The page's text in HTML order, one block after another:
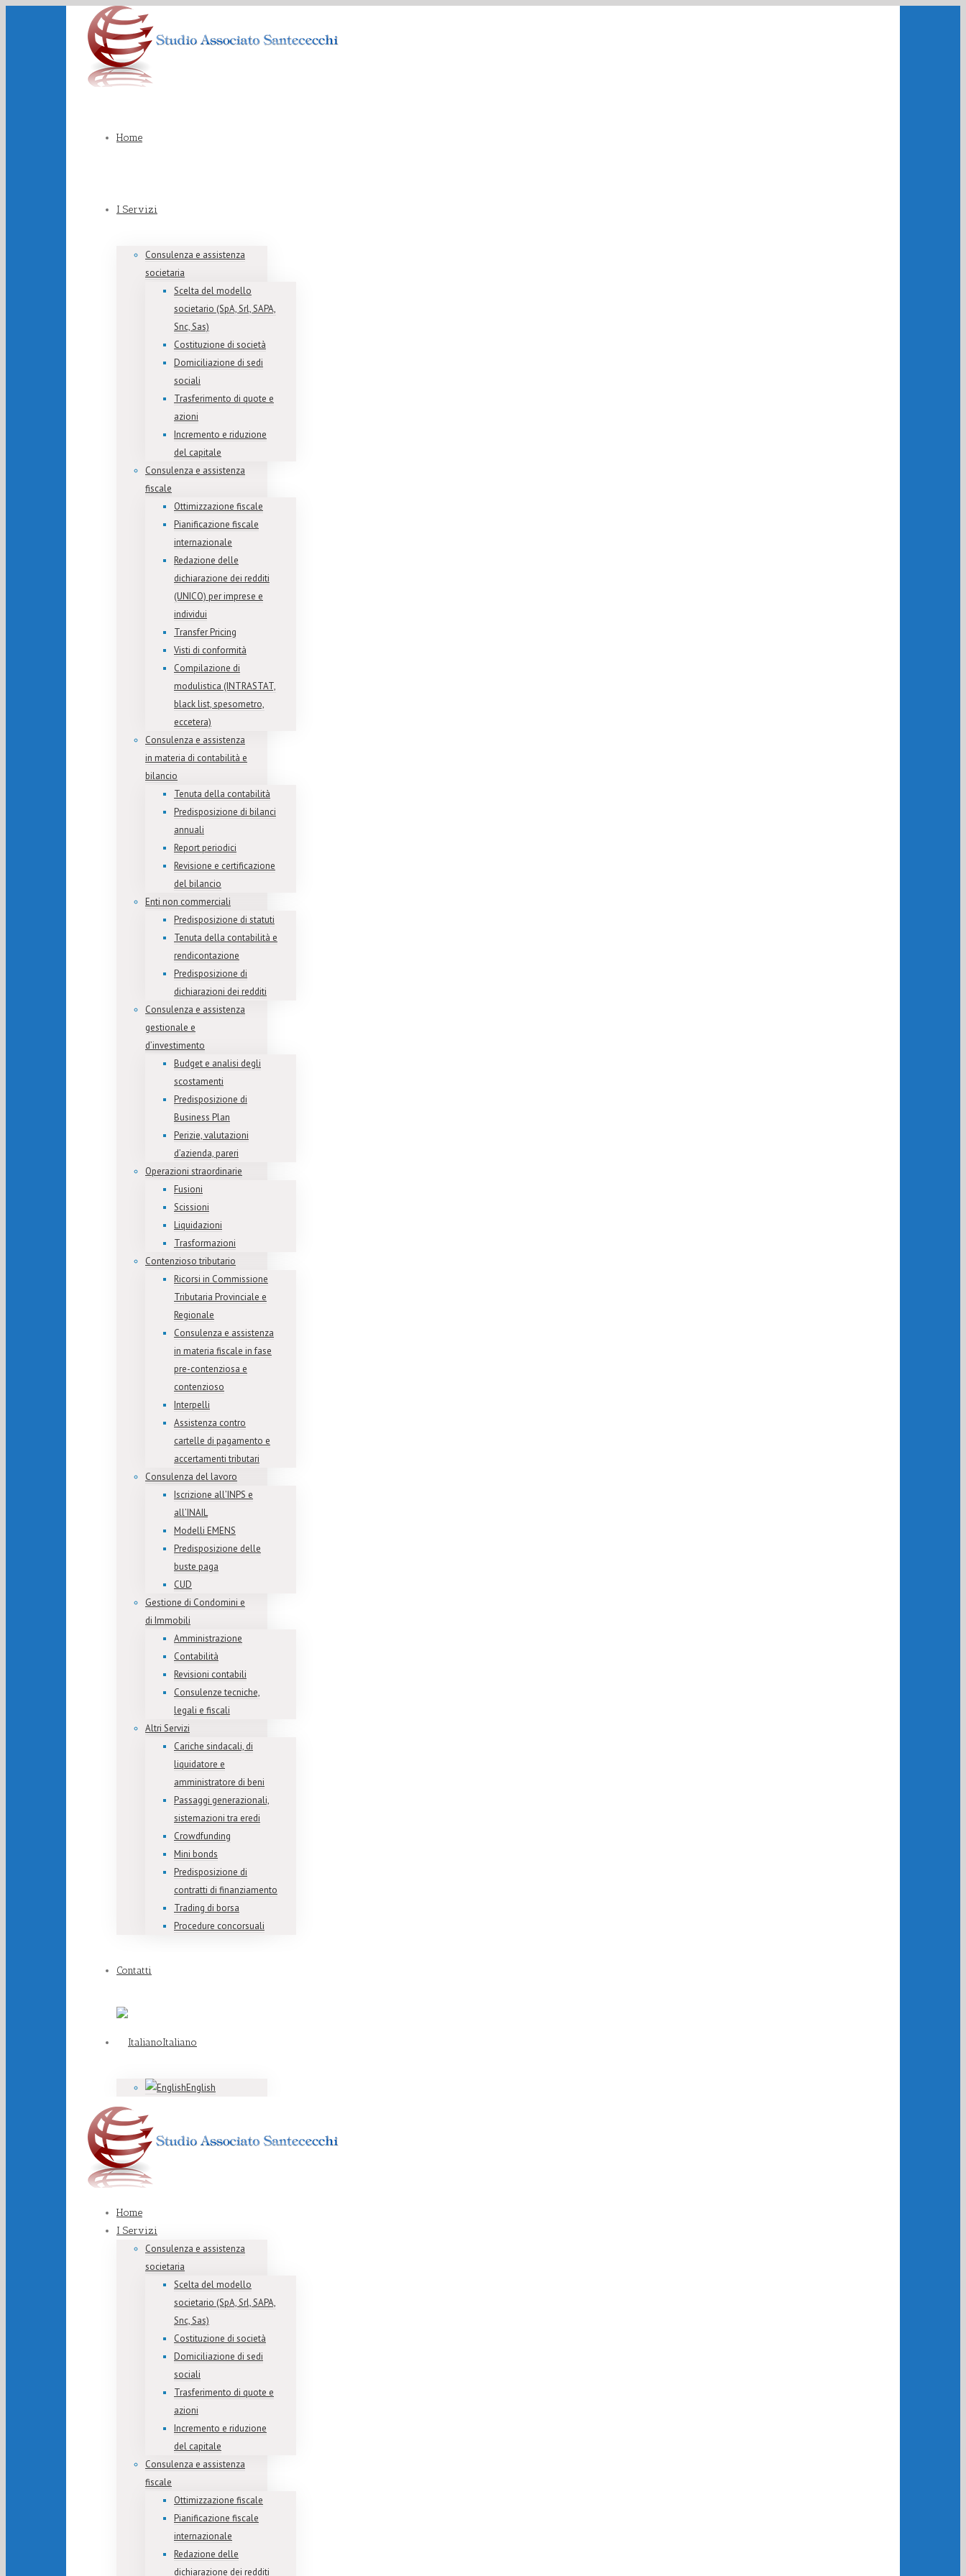
Home
I Servizi
Consulenza e assistenza
societaria
Scelta del modello
societario (SpA, Srl, SAPA,
Snc, Sas)
Costituzione di società
Domiciliazione di sedi
sociali
Trasferimento di quote e
azioni
Incremento e riduzione
del capitale
Consulenza e assistenza
fiscale
Ottimizzazione fiscale
Pianificazione fiscale
internazionale
Redazione delle
dichiarazione dei redditi
(UNICO) per imprese e
individui
Transfer Pricing
Visti di conformità
Compilazione di
modulistica (INTRASTAT,
black list, spesometro,
eccetera)
Consulenza e assistenza
in materia di contabilità e
bilancio
Tenuta della contabilità
Predisposizione di bilanci
annuali
Report periodici
Revisione e certificazione
del bilancio
Enti non commerciali
Predisposizione di statuti
Tenuta della contabilità e
rendicontazione
Predisposizione di
dichiarazioni dei redditi
Consulenza e assistenza
gestionale e
d’investimento
Budget e analisi degli
scostamenti
Predisposizione di
Business Plan
Perizie, valutazioni
d’azienda, pareri
Operazioni straordinarie
Fusioni
Scissioni
Liquidazioni
Trasformazioni
Contenzioso tributario
Ricorsi in Commissione
Tributaria Provinciale e
Regionale
Consulenza e assistenza
in materia fiscale in fase
pre-contenziosa e
contenzioso
Interpelli
Assistenza contro
cartelle di pagamento e
accertamenti tributari
Consulenza del lavoro
Iscrizione all’INPS e
all’INAIL
Modelli EMENS
Predisposizione delle
buste paga
CUD
Gestione di Condomini e
di Immobili
Amministrazione
Contabilità
Revisioni contabili
Consulenze tecniche,
legali e fiscali
Altri Servizi
Cariche sindacali, di
liquidatore e
amministratore di beni
Passaggi generazionali,
sistemazioni tra eredi
Crowdfunding
Mini bonds
Predisposizione di
contratti di finanziamento
Trading di borsa
Procedure concorsuali
Contatti
Italiano
English
Home
I Servizi
Consulenza e assistenza
societaria
Scelta del modello
societario (SpA, Srl, SAPA,
Snc, Sas)
Costituzione di società
Domiciliazione di sedi
sociali
Trasferimento di quote e
azioni
Incremento e riduzione
del capitale
Consulenza e assistenza
fiscale
Ottimizzazione fiscale
Pianificazione fiscale
internazionale
Redazione delle
dichiarazione dei redditi